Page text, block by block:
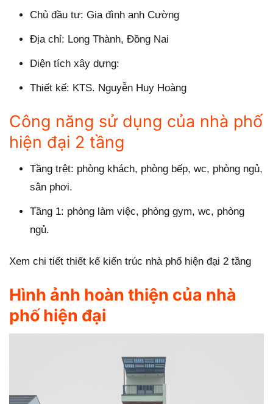
Chủ đầu tư: Gia đình anh Cường
Địa chỉ: Long Thành, Đồng Nai
Diện tích xây dựng:
Thiết kế: KTS. Nguyễn Huy Hoàng
Công năng sử dụng của nhà phố
hiện đại 2 tầng
Tầng trệt: phòng khách, phòng bếp, wc, phòng ngủ,
sân phơi.
Tầng 1: phòng làm việc, phòng gym, wc, phòng
ngủ.
Xem chi tiết thiết kế kiến trúc nhà phố hiện đại 2 tầng
Hình ảnh hoàn thiện của nhà
phố hiện đại